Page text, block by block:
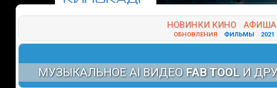
НОВИНКИ КИНО АФИША
ОБНОВЛЕНИЯ ФИЛЬМЫ 2021
МУЗЫКАЛЬНОЕ AI ВИДЕО FAB TOOL И